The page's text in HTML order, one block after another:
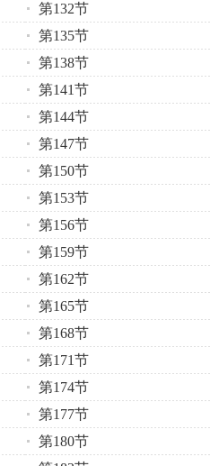
第132节
第135节
第138节
第141节
第144节
第147节
第150节
第153节
第156节
第159节
第162节
第165节
第168节
第171节
第174节
第177节
第180节